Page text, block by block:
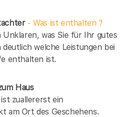
- Was ist enthalten ?
was Sie für Ihr gutes
welche Leistungen bei
enthalten ist.
Haus
zuallererst ein
am Ort des Geschehens.